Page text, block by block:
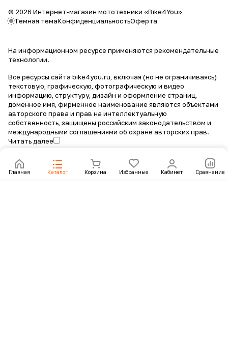
Главная Каталог Корзина Избранные Кабинет Сравнение
© 2026 Интернет-магазин мототехники «Bike4You»
Темная темаКонфиденциальностьОферта
На информационном ресурсе применяются рекомендательные
технологии.
Все ресурсы сайта bike4you.ru, включая (но не ограничиваясь)
текстовую, графическую, фотографическую и видео
информацию, структуру, дизайн и оформление страниц,
доменное имя, фирменное наименование являются объектами
авторского права и прав на интеллектуальную
собственность, защищены российским законодательством и
международными соглашениями об охране авторских прав.
Читать далее